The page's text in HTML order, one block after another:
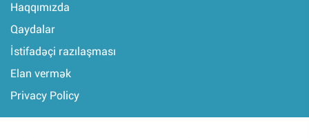
Haqqımızda
Qaydalar
İstifadəçi razılaşması
Elan vermək
Privacy Policy